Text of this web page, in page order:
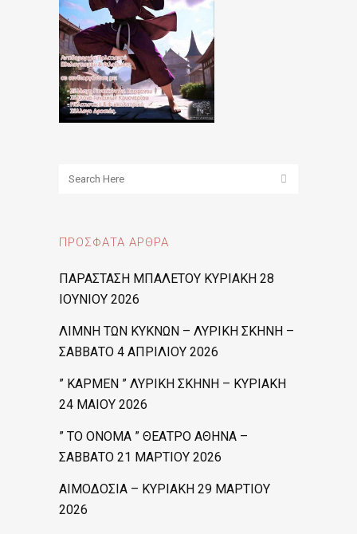
ΠΡΌΣΦΑΤΑ ΆΡΘΡΑ
ΠΑΡΑΣΤΑΣΗ ΜΠΑΛΕΤΟΥ ΚΥΡΙΑΚΗ 28
ΙΟΥΝΙΟΥ 2026
ΛΙΜΝΗ ΤΩΝ ΚΥΚΝΩΝ – ΛΥΡΙΚΗ ΣΚΗΝΗ –
ΣΑΒΒΑΤΟ 4 ΑΠΡΙΛΙΟΥ 2026
” ΚΑΡΜΕΝ ” ΛΥΡΙΚΗ ΣΚΗΝΗ – ΚΥΡΙΑΚΗ
24 ΜΑΙΟΥ 2026
” ΤΟ ΟΝΟΜΑ ” ΘΕΑΤΡΟ ΑΘΗΝΑ –
ΣΑΒΒΑΤΟ 21 ΜΑΡΤΙΟΥ 2026
ΑΙΜΟΔΟΣΙΑ – ΚΥΡΙΑΚΗ 29 ΜΑΡΤΙΟΥ
2026